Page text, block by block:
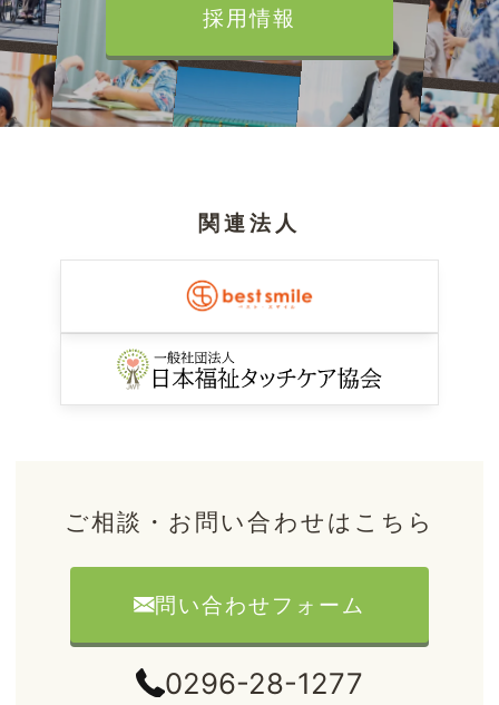
採用情報
関連法人
ご相談・お問い合わせはこちら
問い合わせフォーム
0296-28-1277